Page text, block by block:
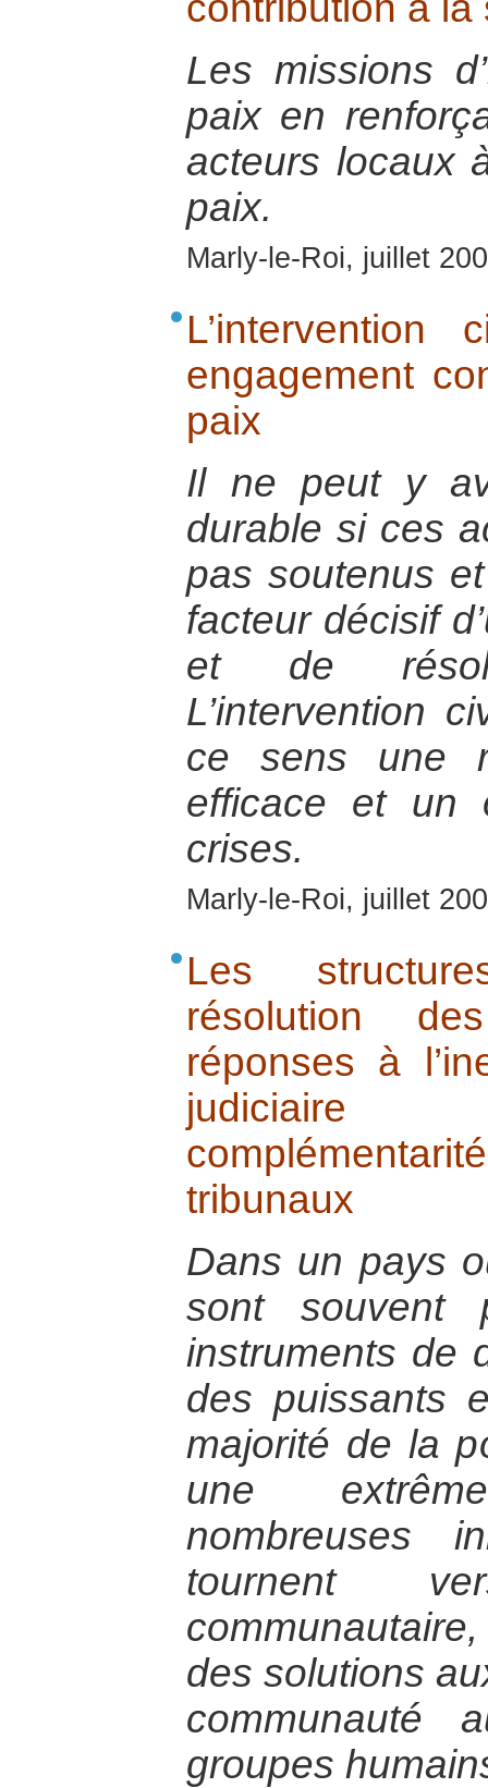
Les missions
paix en
acteurs locaux
paix.
Marly-le-Roi, juillet
engagement
paix
Il ne peut y
durable si ces
pas soutenus
facteur décisif
et de
L’intervention
ce sens une
efficace et un
crises.
Marly-le-Roi, juillet
Les
résolution
réponses à
judiciaire
tribunaux
Dans un pays
sont souvent
instruments de
des puissants
majorité de la
une
nombreuses
tournent
des solutions
communauté
groupes